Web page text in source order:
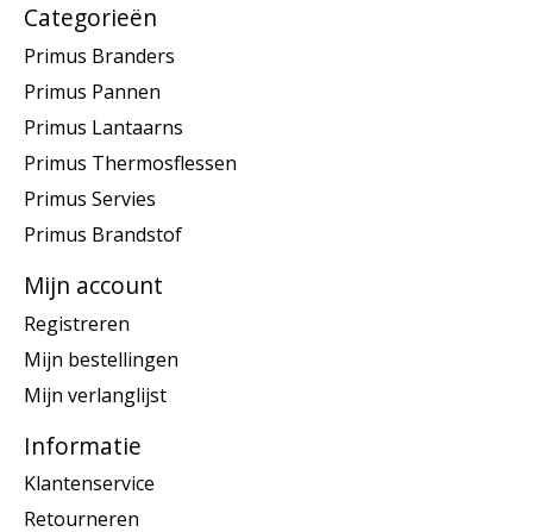
Categorieën
Primus Branders
Primus Pannen
Primus Lantaarns
Primus Thermosflessen
Primus Servies
Primus Brandstof
Mijn account
Registreren
Mijn bestellingen
Mijn verlanglijst
Informatie
Klantenservice
Retourneren